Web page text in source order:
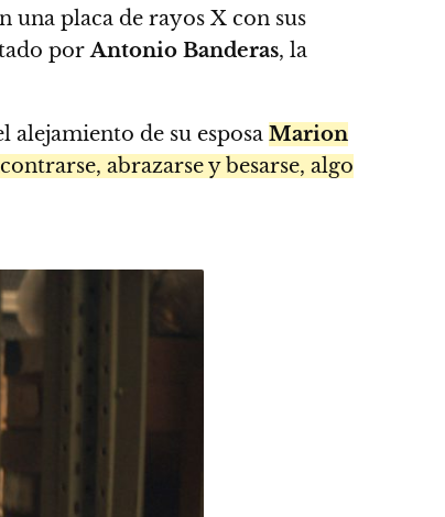
una placa de rayos X con sus
porAntonio Banderas, la
de su esposa Marion
abrazarse y besarse, algo